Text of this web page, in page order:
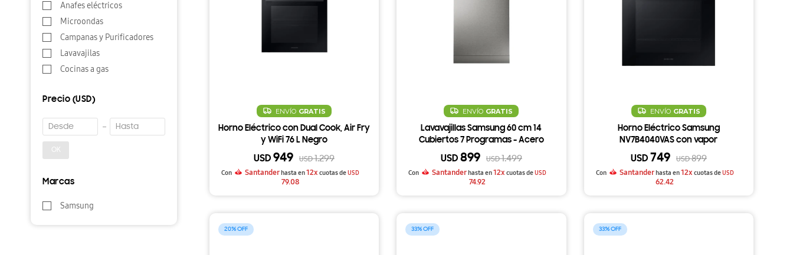
ENVÍO GRATIS
Horno Eléctrico con Dual Cook, Air Fry
y WiFi 76 L Negro
USD 949 USD 1.299
Con Santander hasta en12x cuotas deUSD
79.08
ENVÍO GRATIS
Lavavajillas Samsung 60 cm 14
Cubiertos 7 Programas - Acero
Inoxidable
USD 899 USD 1.499
Con Santanderhasta en12x cuotas deUSD
74.92
ENVÍO GRATIS
Horno Eléctrico Samsung
NV7B4040VAS con vapor
USD 749 USD 899
Con Santander hasta en12x cuotas deUSD
62.42
20 33 33
Anafes eléctricos
Microondas
Campanas y Purificadores
Lavavajilas
Cocinas a gas
Precio (USD)
OK
Marcas
Samsung